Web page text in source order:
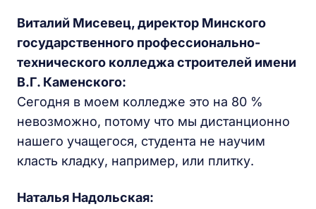
Виталий Мисевец, директор Минского
государственного профессионально-
технического колледжа строителей имени
В.Г. Каменского:
Сегодня в моем колледже это на 80 %
невозможно, потому что мы дистанционно
нашего учащегося, студента не научим
класть кладку, например, или плитку.
Наталья Надольская: